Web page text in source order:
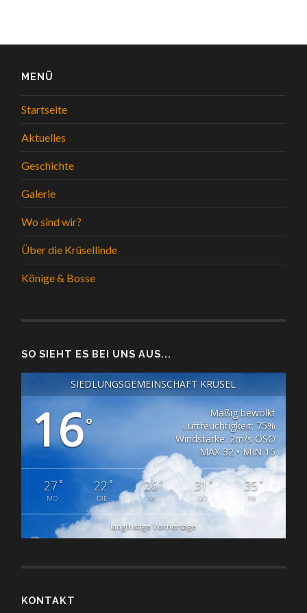
MENÜ
Startseite
Aktuelles
Geschichte
Galerie
Wo sind wir?
Über die Krüsellinde
Könige & Bosse
SO SIEHT ES BEI UNS AUS...
SIEDLUNGSGEMEINSCHAFT KRÜSEL
16°
Mäßig bewölkt
Luftfeuchtigkeit: 75%
Windstärke: 2m/s OSO
MAX 32 • MIN 15
27°
MO
22 °
DIE
26°
MI
31°
DO
35°
FR
langfristige Vorhersage
KONTAKT